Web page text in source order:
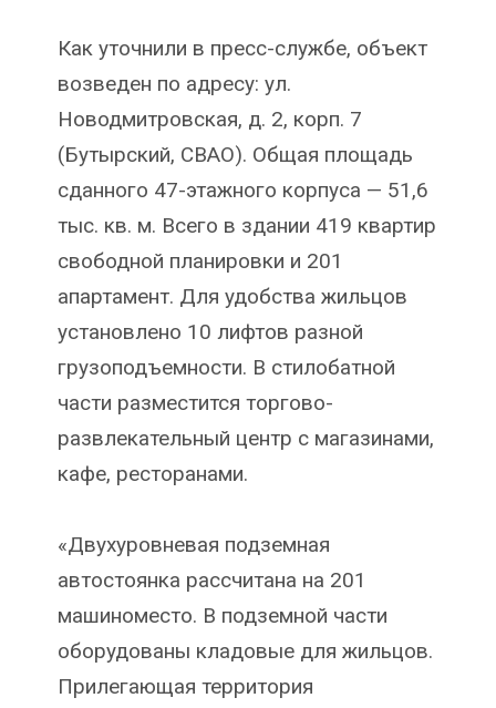
Как уточнили в пресс-службе, объект
возведен по адресу: ул.
Новодмитровская, д. 2, корп. 7
(Бутырский, СВАО). Общая площадь
сданного 47-этажного корпуса — 51,6
тыс. кв. м. Всего в здании 419 квартир
свободной планировки и 201
апартамент. Для удобства жильцов
установлено 10 лифтов разной
грузоподъемности. В стилобатной
части разместится торгово-
развлекательный центр с магазинами,
кафе, ресторанами.
«Двухуровневая подземная
автостоянка рассчитана на 201
машиноместо. В подземной части
оборудованы кладовые для жильцов.
Прилегающая территория